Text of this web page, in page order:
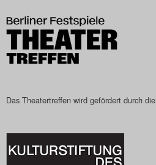
Das Theatertreffen wird gefördert durch die